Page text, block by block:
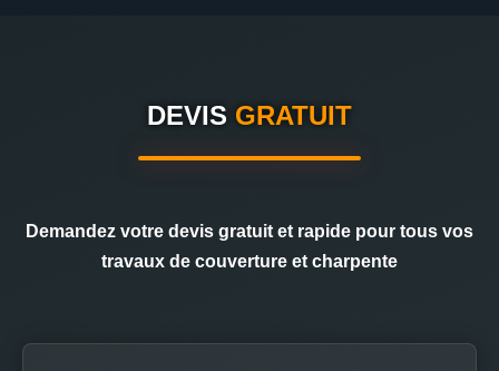
DEVIS GRATUIT
Demandez votre devis gratuit et rapide pour tous vos
travaux de couverture et charpente